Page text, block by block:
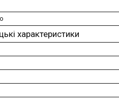
характеристики